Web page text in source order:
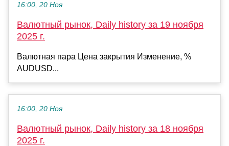
16:00, 20 Ноя
Валютный рынок, Daily history за 19 ноября
2025 г.
Валютная пара Цена закрытия Изменение, %
AUDUSD...
16:00, 20 Ноя
Валютный рынок, Daily history за 18 ноября
2025 г.